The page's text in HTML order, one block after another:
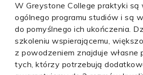
W Greystone College praktyki są
ogólnego programu studiów i są
do pomyślnego ich ukończenia.
szkoleniu wspierającemu,
z powodzeniem znajduje własne
tych, którzy potrzebują